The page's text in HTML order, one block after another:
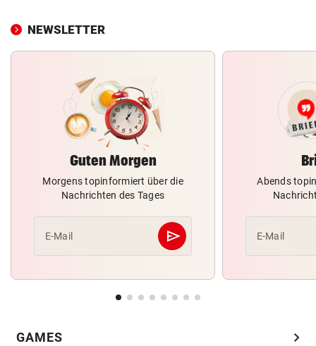
NEWSLETTER
Guten Morgen
Morgens topinformiert über die
Nachrichten des Tages
E-Mail send
Abschicken
Abends
E-Mail
GAMES chevron_right